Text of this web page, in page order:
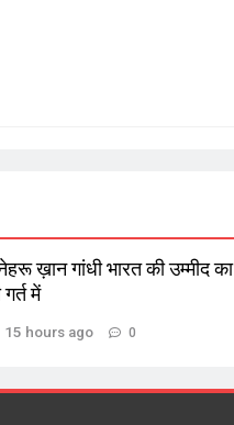
ख़ान गांधी भारत की उम्मीद का
में
15 hours ago 0